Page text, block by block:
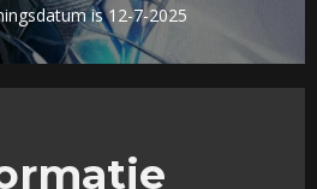
is 12-7-2025